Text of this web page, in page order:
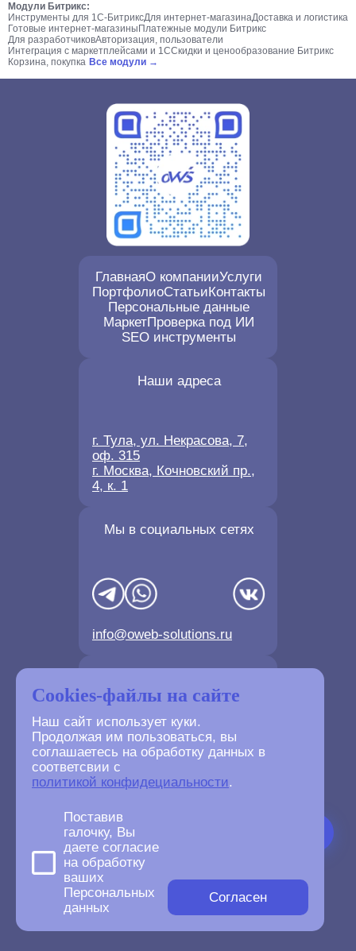
Cookies-файлы на сайте
Наш сайт использует куки.
Продолжая им пользоваться, вы
соглашаетесь на обработку данных в
соответсвии с
политикой конфидециальности.
Поставив
галочку, Вы
даете согласие
на обработку
ваших
Персональных
данных
Согласен
Модули Битрикс:
Инструменты для 1С-БитриксДля интернет-магазинаДоставка и логистика
Готовые интернет-магазины Платежные модули Битрикс
Для разработчиковАвторизация, пользователи
Интеграция с маркетплейсами и 1ССкидки и ценообразование Битрикс
Корзина, покупка Все модули →
2007-2026
oWeb Solutions.ru.
All right reserved.
ГлавнаяО компанииУслуги
ПортфолиоСтатьиКонтакты
Персональные данные
МаркетПроверка под ИИ
SEO инструменты
Мы в социальных сетях
info@oweb-solutions.ru
Наши адреса
г. Тула, ул. Некрасова, 7,
оф. 315
г. Москва, Кочновский пр.,
4, к. 1
+7(4872) 702-730
+7(499) 677-61-84